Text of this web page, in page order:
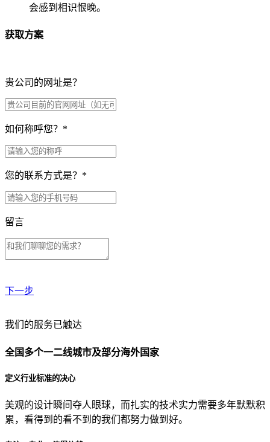
会感到相识恨晚。
获取方案
贵公司的网址是？
如何称呼您？ *
您的联系方式是？ *
留言
下一步
贵公司预算范围是？
贵公司的团队规模是？
目前主要的营销渠道是？
我们的服务已触达
全国多个一二线城市及部分海外国家
定义行业标准的决心
美观的设计瞬间夺人眼球，而扎实的技术实力需要多年默默积
累，看得到的看不到的我们都努力做到好。